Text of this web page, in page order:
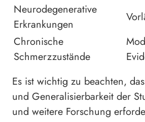
Neurodegenerative
Erkrankungen
Chronische
Schmerzzustände
Es ist wichtig zu beachten,
und Generalisierbarkeit der
und weitere Forschung